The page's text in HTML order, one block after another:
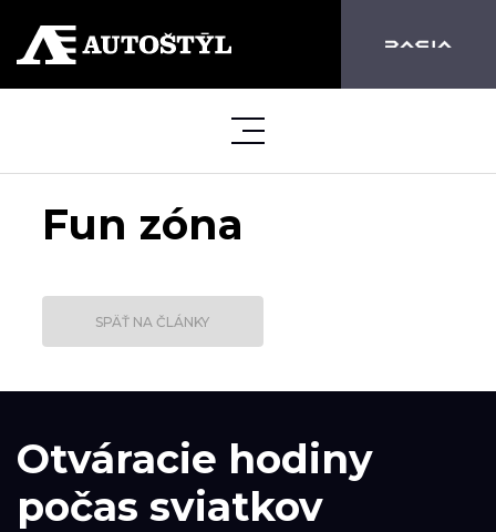
Fun zóna
SPÄŤ NA ČLÁNKY
Otváracie hodiny
počas sviatkov